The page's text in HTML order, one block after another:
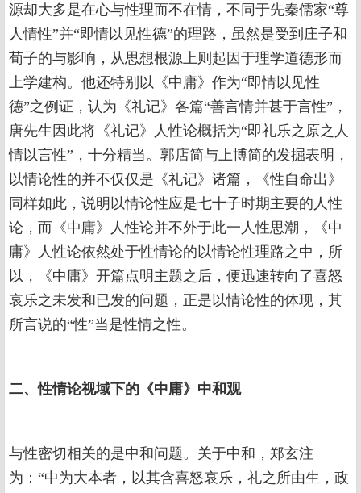
源却大多是在心与性理而不在情，不同于先秦儒家“尊
人情性”并“即情以见性德”的理路，虽然是受到庄子和
荀子的与影响，从思想根源上则起因于理学道德形而
上学建构。他还特别以《中庸》作为“即情以见性
德”之例证，认为《礼记》各篇“善言情并甚于言性”，
唐先生因此将《礼记》人性论概括为“即礼乐之原之人
情以言性”，十分精当。郭店简与上博简的发掘表明，
以情论性的并不仅仅是《礼记》诸篇，《性自命出》
同样如此，说明以情论性应是七十子时期主要的人性
论，而《中庸》人性论并不外于此一人性思潮，《中
庸》人性论依然处于性情论的以情论性理路之中，所
以，《中庸》开篇点明主题之后，便迅速转向了喜怒
哀乐之未发和已发的问题，正是以情论性的体现，其
所言说的“性”当是性情之性。
二、性情论视域下的《中庸》中和观
与性密切相关的是中和问题。关于中和，郑玄注
为：“中为大本者，以其含喜怒哀乐，礼之所由生，政